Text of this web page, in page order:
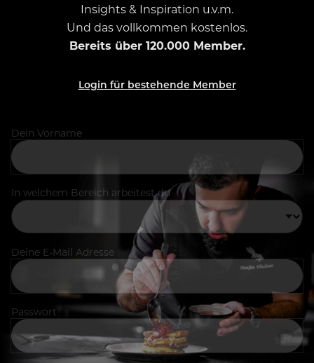
Insights & Inspiration u.v.m.
Und das vollkommen kostenlos.
Bereits über 120.000 Member.
Login für bestehende Member
Dein Vorname
In welchem Bereich arbeitest du
Deine E-Mail Adresse
Passwort